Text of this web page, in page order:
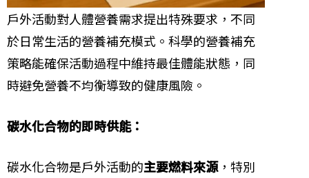
戶外活動對人體營養需求提出特殊要求，不同
於日常生活的營養補充模式。科學的營養補充
策略能確保活動過程中維持最佳體能狀態，同
時避免營養不均衡導致的健康風險。
碳水化合物的即時供能：
碳水化合物是戶外活動的主要燃料來源，特別